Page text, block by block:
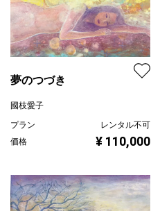
夢のつづき
國枝愛子
プラン
レンタル不可
価格
¥ 110,000